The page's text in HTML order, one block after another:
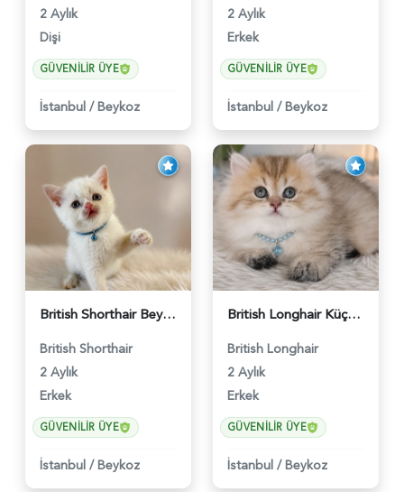
2 Aylık
Dişi
GÜVENILIR ÜYE
İstanbul / Beykoz
2 Aylık
Erkek
GÜVENILIR ÜYE
İstanbul / Beykoz
British Shorthair Beyaz Pamuksu Yavrumuz - 6419
British Shorthair
2 Aylık
Erkek
GÜVENILIR ÜYE
İstanbul / Beykoz
British Longhair Küçük Prens Yuva Arıyor - 6480
British Longhair
2 Aylık
Erkek
GÜVENILIR ÜYE
İstanbul / Beykoz